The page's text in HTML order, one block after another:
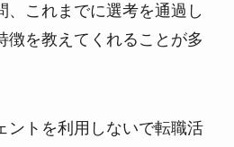
、これまでに選考を通過し
徴を教えてくれることが多
ントを利用しないで転職活